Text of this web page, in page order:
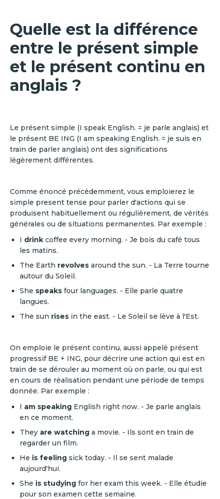
Quelle est la différence
entre le présent simple
et le présent continu en
anglais ?
Le présent simple (I speak English. = je parle anglais) et
le présent BE ING (I am speaking English. = je suis en
train de parler anglais) ont des significations
légèrement différentes.
Comme énoncé précédemment, vous emploierez le
simple present tense pour parler d'actions qui se
produisent habituellement ou régulièrement, de vérités
générales ou de situations permanentes. Par exemple :
I drink coffee every morning. - Je bois du café tous
les matins.
The Earth revolves around the sun. - La Terre tourne
autour du Soleil.
She speaks four languages. - Elle parle quatre
langues.
The sun rises in the east. - Le Soleil se lève à l'Est.
On emploie le présent continu, aussi appelé présent
progressif BE + ING, pour décrire une action qui est en
train de se dérouler au moment où on parle, ou qui est
en cours de réalisation pendant une période de temps
donnée. Par exemple :
I am speaking English right now. - Je parle anglais
en ce moment.
They are watching a movie. - Ils sont en train de
regarder un film.
He is feeling sick today. - Il se sent malade
aujourd'hui.
She is studying for her exam this week. - Elle étudie
pour son examen cette semaine.